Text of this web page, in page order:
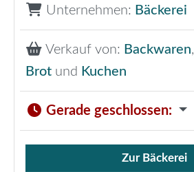
Unternehmen: Bäckerei
Verkauf von: Backwaren,
Brot und Kuchen
Gerade geschlossen:
Verkauf von Brötchen,
Zur Bäckerei